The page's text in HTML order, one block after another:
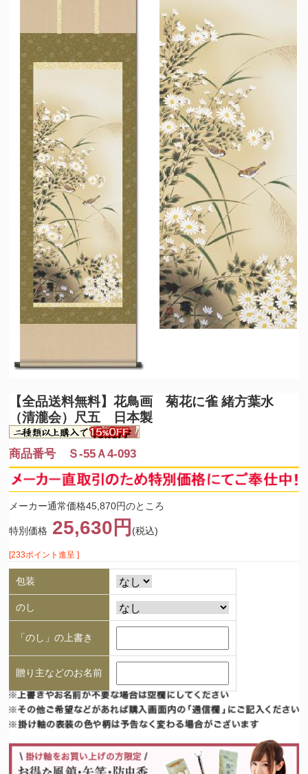
【全品送料無料】花鳥画 菊花に雀 緒方葉水
（清瀧会）尺五 日本製
商品番号 Ｓ-55Ａ4-093
メーカー通常価格45,870円のところ
特別価格 25,630円 (税込)
[233ポイント進呈 ]
包装
のし
「のし」の上書き
贈り主などのお名前